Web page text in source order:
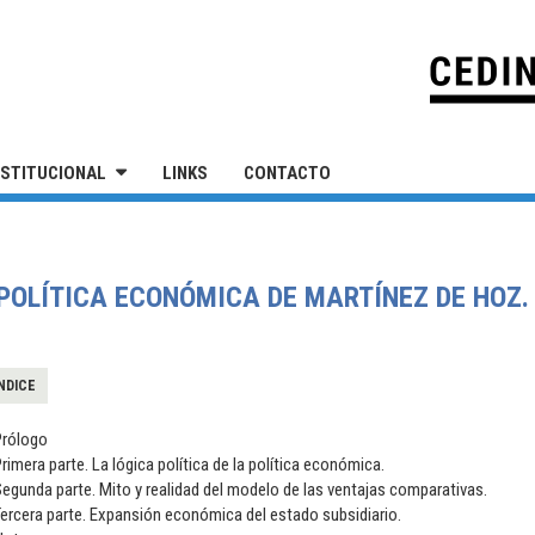
LINKS CONTACTO
ECONÓMICA DE MARTÍNEZ DE HOZ.
parte. La lógica política de la política económica.
parte. Mito y realidad del modelo de las ventajas comparativas.
parte. Expansión económica del estado subsidiario.